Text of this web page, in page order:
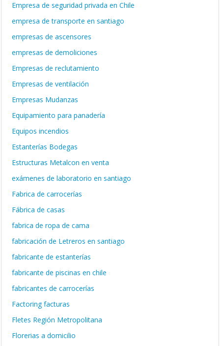
Empresa de seguridad privada en Chile
empresa de transporte en santiago
empresas de ascensores
empresas de demoliciones
Empresas de reclutamiento
Empresas de ventilación
Empresas Mudanzas
Equipamiento para panadería
Equipos incendios
Estanterías Bodegas
Estructuras Metalcon en venta
exámenes de laboratorio en santiago
Fabrica de carrocerías
Fábrica de casas
fabrica de ropa de cama
fabricación de Letreros en santiago
fabricante de estanterías
fabricante de piscinas en chile
fabricantes de carrocerías
Factoring facturas
Fletes Región Metropolitana
Florerias a domicilio